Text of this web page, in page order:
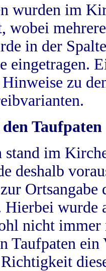
wurden im
wobei
in der
eingetragen.
zu
Taufpaten
stand im
deshalb
Hierbei wurde
nicht
Taufpaten